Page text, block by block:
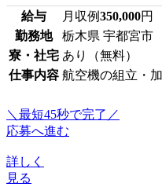
給与 月収例350,000円
勤務地
栃木県 宇都宮市
寮・社宅 あり（無料）
仕事内容 航空機の組立・
＼最短45秒で完了／
応募へ進む
詳しく
見る